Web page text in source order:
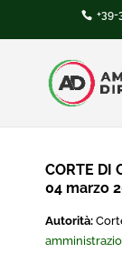
+39-
CORTE DI
04 marzo
Autorità: